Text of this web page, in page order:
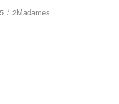
/ 2Madames